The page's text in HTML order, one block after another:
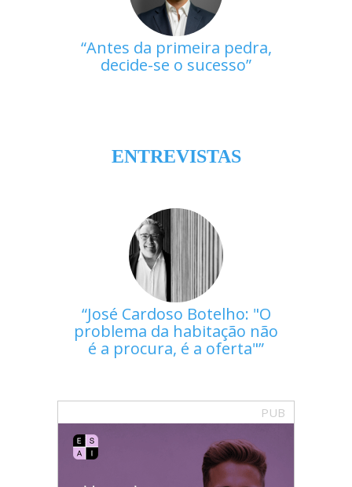
Antes da primeira pedra,
decide-se o sucesso
ENTREVISTAS
José Cardoso Botelho: "O
problema da habitação não
é a procura, é a oferta"
PUB